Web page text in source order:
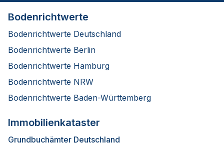
Bodenrichtwerte
Bodenrichtwerte Deutschland
Bodenrichtwerte Berlin
Bodenrichtwerte Hamburg
Bodenrichtwerte NRW
Bodenrichtwerte Baden-Württemberg
Immobilienkataster
Grundbuchämter Deutschland